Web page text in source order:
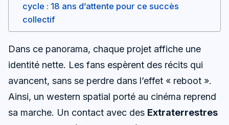
cycle : 18 ans d’attente pour ce succès
collectif
Dans ce panorama, chaque projet affiche une
identité nette. Les fans espèrent des récits qui
avancent, sans se perdre dans l’effet « reboot ».
Ainsi, un western spatial porté au cinéma reprend
sa marche. Un contact avec des Extraterrestres